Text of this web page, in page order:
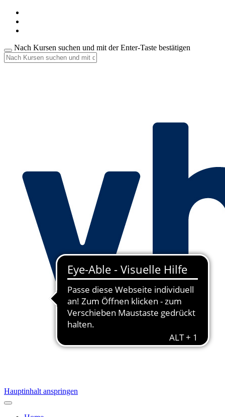
Nach Kursen suchen und mit der Enter-Taste bestätigen
Hauptinhalt anspringen